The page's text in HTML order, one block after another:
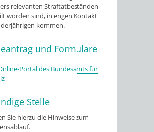
relevanten Straftatbeständen
worden sind, in engen Kontakt
kommen.
und Formulare
Portal des Bundesamts für
Stelle
Sie hierzu die Hinweise zum